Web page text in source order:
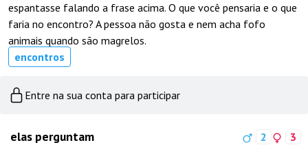
espantasse falando a frase acima. O que você pensaria e o que
faria no encontro? A pessoa não gosta e nem acha fofo
animais quando são magrelos.
encontros
Entre na sua conta para participar
elas perguntam 2 3